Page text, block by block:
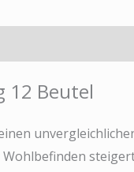
12 Beutel